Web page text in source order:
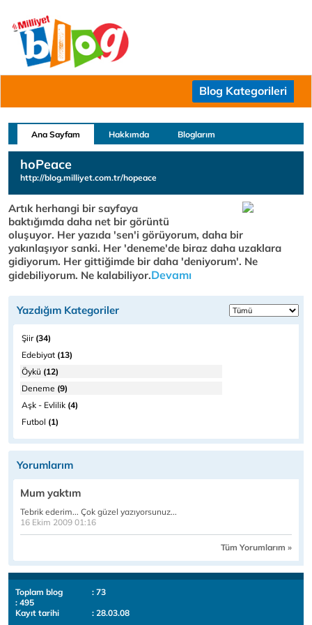
Blog Kategorileri
Ana Sayfam Hakkımda Bloglarım
hoPeace
http://blog.milliyet.com.tr/hopeace
Artık herhangi bir sayfaya
baktığımda daha net bir görüntü
oluşuyor. Her yazıda 'sen'i görüyorum, daha bir
yakınlaşıyor sanki. Her 'deneme'de biraz daha uzaklara
gidiyorum. Her gittiğimde bir daha 'deniyorum'. Ne
gidebiliyorum. Ne kalabiliyor.Devamı
Yazdığım Kategoriler
Şiir(34)
Edebiyat (13)
Öykü (12)
Deneme (9)
Aşk - Evlilik (4)
Futbol (1)
Yorumlarım
Mum yaktım
Tebrik ederim... Çok güzel yazıyorsunuz...
16 Ekim 2009 01:16
Tüm Yorumlarım »
Toplam blog
: 73
: 495
Kayıt tarihi
: 28.03.08